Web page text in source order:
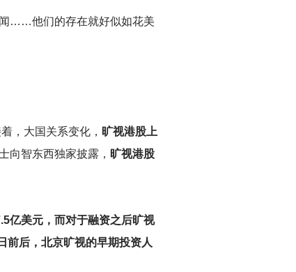
闻……他们的存在就好似如花美
，大国关系变化， 旷视港股上
向智东西独家披露， 旷视港股
亿美元，而对于融资之后旷视
前后，北京旷视的早期投资人